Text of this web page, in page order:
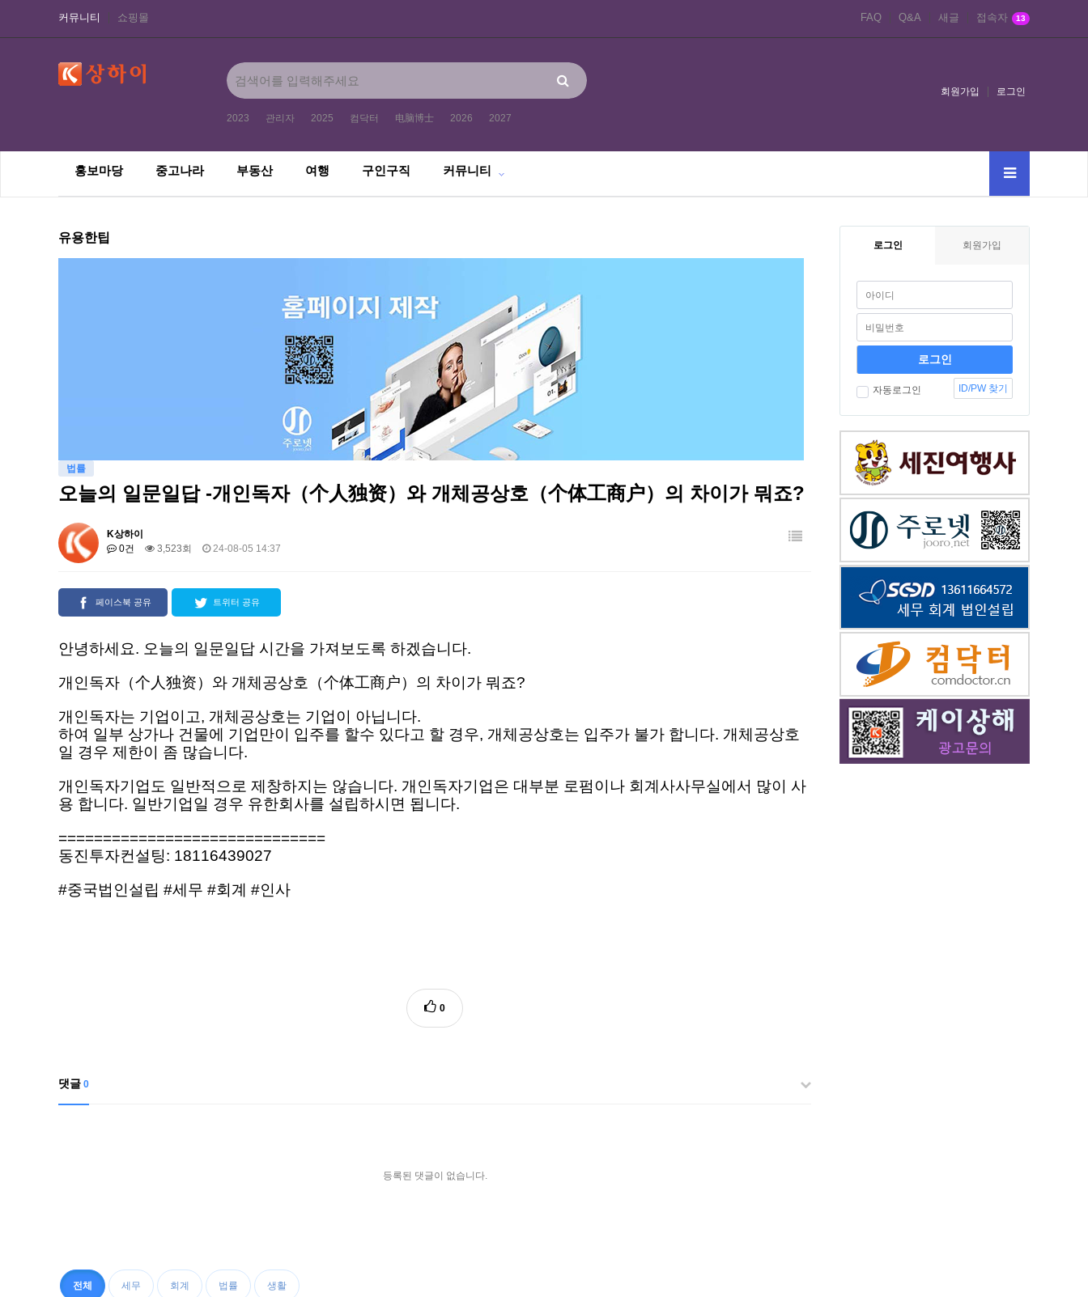
커뮤니티 쇼핑몰 FAQ Q&A 새글 접속자 13
2023 관리자 2025 컴닥터 电脑博士 2026 2027
회원가입 로그인
홍보마당 중고나라 부동산 여행 구인구직 커뮤니티
유용한팁
법률
오늘의 일문일답 -개인독자（个人独资）와 개체공상호（个体工商户）의 차이가 뭐죠?
K상하이
0건
3,523회 24-08-05 14:37
페이스북 공유 트위터 공유
안녕하세요. 오늘의 일문일답 시간을 가져보도록 하겠습니다.
개인독자（个人独资）와 개체공상호（个体工商户）의 차이가 뭐죠?
개인독자는 기업이고, 개체공상호는 기업이 아닙니다.
하여 일부 상가나 건물에 기업만이 입주를 할수 있다고 할 경우, 개체공상호는 입주가 불가 합니다. 개체공상호
일 경우 제한이 좀 많습니다.
개인독자기업도 일반적으로 제창하지는 않습니다. 개인독자기업은 대부분 로펌이나 회계사사무실에서 많이 사
용 합니다. 일반기업일 경우 유한회사를 설립하시면 됩니다.
==============================
동진투자컨설팅: 18116439027
#중국법인설립 #세무 #회계 #인사
0
댓글 0
등록된 댓글이 없습니다.
전체 세무 회계 법률 생활
로그인 회원가입
자동로그인 ID/PW 찾기